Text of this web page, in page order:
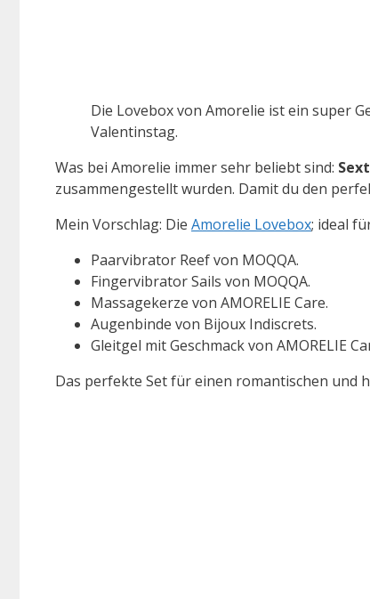
Die Lovebox von Amorelie ist ein super
Valentinstag.
Was bei Amorelie immer sehr beliebt sind:
zusammengestellt wurden. Damit du den
Mein Vorschlag: Die Amorelie Lovebox; ideal
Paarvibrator Reef von MOQQA.
Fingervibrator Sails von MOQQA.
Massagekerze von AMORELIE Care.
Augenbinde von Bijoux Indiscrets.
Gleitgel mit Geschmack von AMORELIE
Das perfekte Set für einen romantischen und